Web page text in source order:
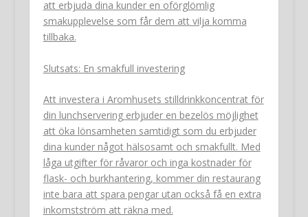
att erbjuda dina kunder en oförglömlig
smakupplevelse som får dem att vilja komma
tillbaka.
Slutsats: En smakfull investering
Att investera i Aromhusets stilldrinkkoncentrat för
din lunchservering erbjuder en bezelös möjlighet
att öka lönsamheten samtidigt som du erbjuder
dina kunder något hälsosamt och smakfullt. Med
låga utgifter för råvaror och inga kostnader för
flask- och burkhantering, kommer din restaurang
inte bara att spara pengar utan också få en extra
inkomstström att räkna med.